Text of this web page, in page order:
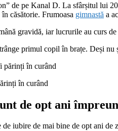
de pe Kanal D. La sfârșitul lui
căsătorie. Frumoasa gimnastă a
gravidă, iar lucrurile au curs
primul copil în brațe. Deși
în curând
de opt ani
iubire de mai bine de opt ani de